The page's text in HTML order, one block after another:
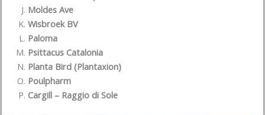
Moldes Ave
Wisbroek BV
Paloma
Psittacus Catalonia
Planta Bird (Plantaxion)
Poulpharm
Cargill – Raggio di Sole